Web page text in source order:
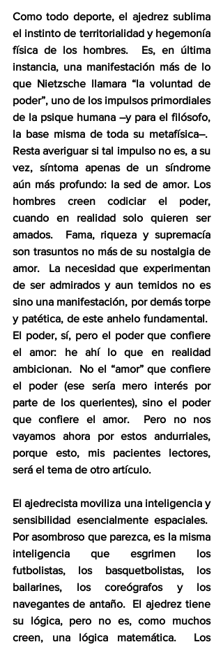
Como todo deporte, el ajedrez sublima
el instinto de territorialidad y hegemonía
física de los hombres.  Es, en última
instancia, una manifestación más de lo
que Nietzsche llamara “la voluntad de
poder”, uno de los impulsos primordiales
de la psique humana –y para el filósofo,
la base misma de toda su metafísica–.
Resta averiguar si tal impulso no es, a su
vez, síntoma apenas de un síndrome
aún más profundo: la sed de amor. Los
hombres creen codiciar el poder,
cuando en realidad solo quieren ser
amados.  Fama, riqueza y supremacía
son trasuntos no más de su nostalgia de
amor.  La necesidad que experimentan
de ser admirados y aun temidos no es
sino una manifestación, por demás torpe
y patética, de este anhelo fundamental.
El poder, sí, pero el poder que confiere
el amor: he ahí lo que en realidad
ambicionan.  No el “amor” que confiere
el poder (ese sería mero interés por
parte de los querientes), sino el poder
que confiere el amor.  Pero no nos
vayamos ahora por estos andurriales,
porque esto, mis pacientes lectores,
será el tema de otro artículo.
El ajedrecista moviliza una inteligencia y
sensibilidad esencialmente espaciales.
Por asombroso que parezca, es la misma
inteligencia que esgrimen los
futbolistas, los basquetbolistas, los
bailarines, los coreógrafos y los
navegantes de antaño.  El ajedrez tiene
su lógica, pero no es, como muchos
creen, una lógica matemática.  Los